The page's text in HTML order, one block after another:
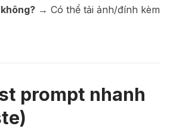
→ Có thể tải ảnh/đính kèm
prompt nhanh